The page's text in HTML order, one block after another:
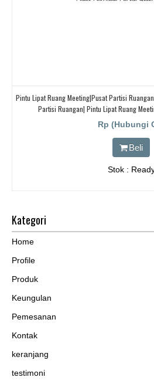
Pintu Lipat Ruang Meeting|Pusat Partisi
Partisi Ruangan| Pintu Lipat Ruang
Rp (Hubungi
Beli
Stok :
Kategori
Home
Profile
Produk
Keungulan
Pemesanan
Kontak
keranjang
testimoni